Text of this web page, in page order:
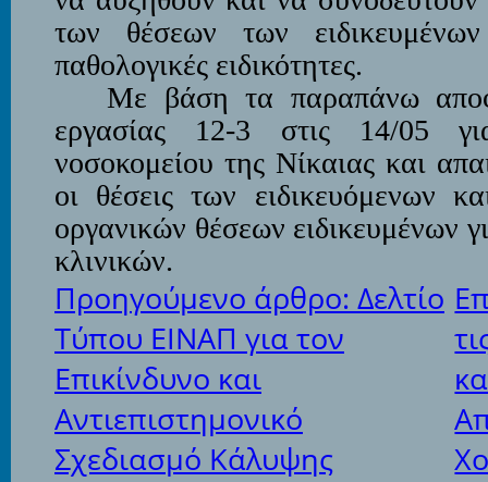
των θέσεων των
παθολογικές ειδικότητες.
Με βάση τα παραπάνω
εργασίας 12-3 στις 14/05
νοσοκομείου της Νίκαιας και
οι θέσεις των ειδικευόμενων
οργανικών θέσεων ειδικευμένων
κλινικών.
Προηγούμενο άρθρο: Δελτίο
Τύπου ΕΙΝΑΠ για τον
Επικίνδυνο και
Αντιεπιστημονικό
Σχεδιασμό Κάλυψης